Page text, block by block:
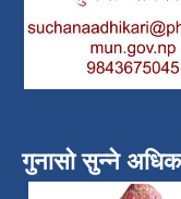
गुनासो सुन्ने